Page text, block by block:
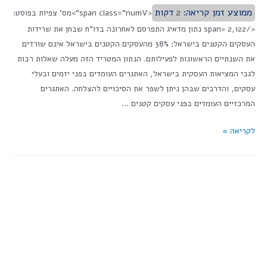
ממוצע זמן קריאה: 2 דקות
<span class="numV">מס' צפיות בפוסט:
</span> 2,122 נתון מדאיג התפרסם לאחרונה בדו"ח שבחן את שרידות
העסקים הקטנים בישראל: 38% מהעסקים הקטנים בישראל אינם שורדים
את השנתיים הראשונות לפעילותם. הנתון המטריד הזה מעלה שאלות רבות
לגבי המציאות העסקית בישראל, האתגרים העומדים בפני יזמים ובעלי
עסקים, והדרכים שבהן ניתן לשפר את הסיכויים להצלחה. האתגרים
המרכזיים העומדים בפני עסקים קטנים …
לקריאה »